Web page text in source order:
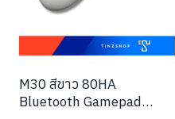
M30 สีขาว 80HA
Bluetooth Gamepad